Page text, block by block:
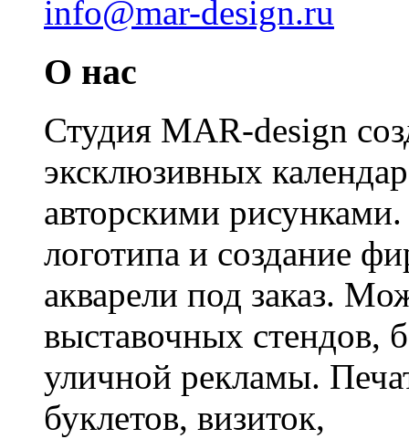
info@mar-design.ru
О нас
Студия MAR-design
эксклюзивных
авторскими рисунками.
логотипа и создание
акварели под заказ.
выставочных стендов,
уличной рекламы.
буклетов, визиток,